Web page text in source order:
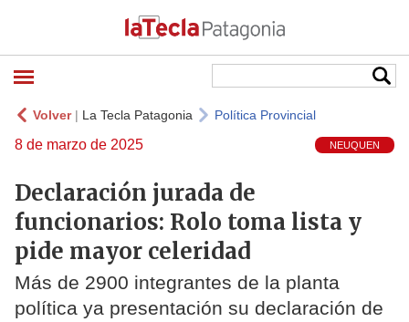
Volver| La Tecla Patagonia Política Provincial
8 de marzo de 2025 NEUQUEN
Declaración jurada de
funcionarios: Rolo toma lista y
pide mayor celeridad
Más de 2900 integrantes de la planta
política ya presentación su declaración de